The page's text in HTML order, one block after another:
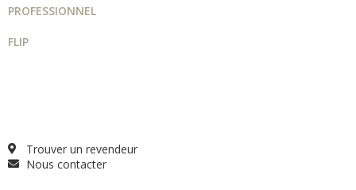
PROFESSIONNEL
FLIP
Trouver un revendeur
Nous contacter